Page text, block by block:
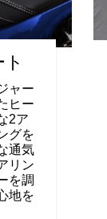
ャー
ヒー
2ア
グを
通気
リン
を調
地を